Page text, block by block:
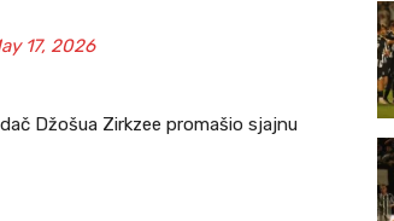
17, 2026
Džošua Zirkzee promašio sjajnu